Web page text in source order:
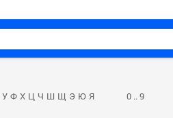
У Ф Х Ц Ч Ш Щ Э Ю Я 0 .. 9